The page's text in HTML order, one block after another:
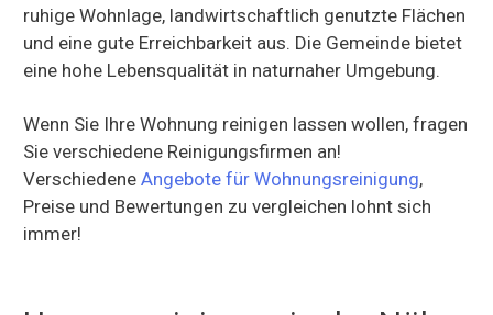
ruhige Wohnlage, landwirtschaftlich genutzte Flächen
und eine gute Erreichbarkeit aus. Die Gemeinde bietet
eine hohe Lebensqualität in naturnaher Umgebung.
Wenn Sie Ihre Wohnung reinigen lassen wollen, fragen
Sie verschiedene Reinigungsfirmen an!
Verschiedene Angebote für Wohnungsreinigung,
Preise und Bewertungen zu vergleichen lohnt sich
immer!